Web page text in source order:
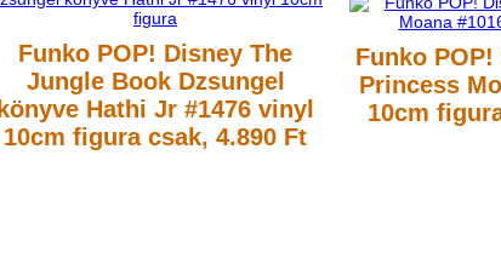
Funko POP! Disney The
Jungle Book Dzsungel
könyve Hathi Jr #1476 vinyl
10cm figuracsak, 4.890 Ft
Funko
Princess
10cm